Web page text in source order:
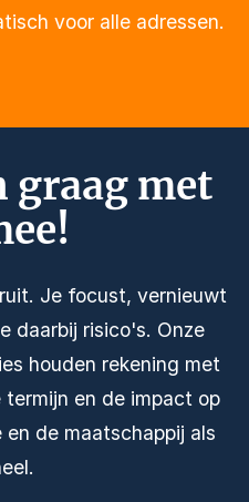
voor alle adressen.
graag met
Je focust, vernieuwt
daarbij risico's. Onze
houden rekening met
en de impact op
de maatschappij als